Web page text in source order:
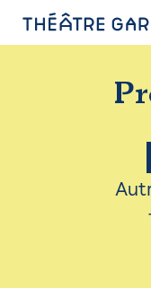
INFOS
AVEC LES
LES